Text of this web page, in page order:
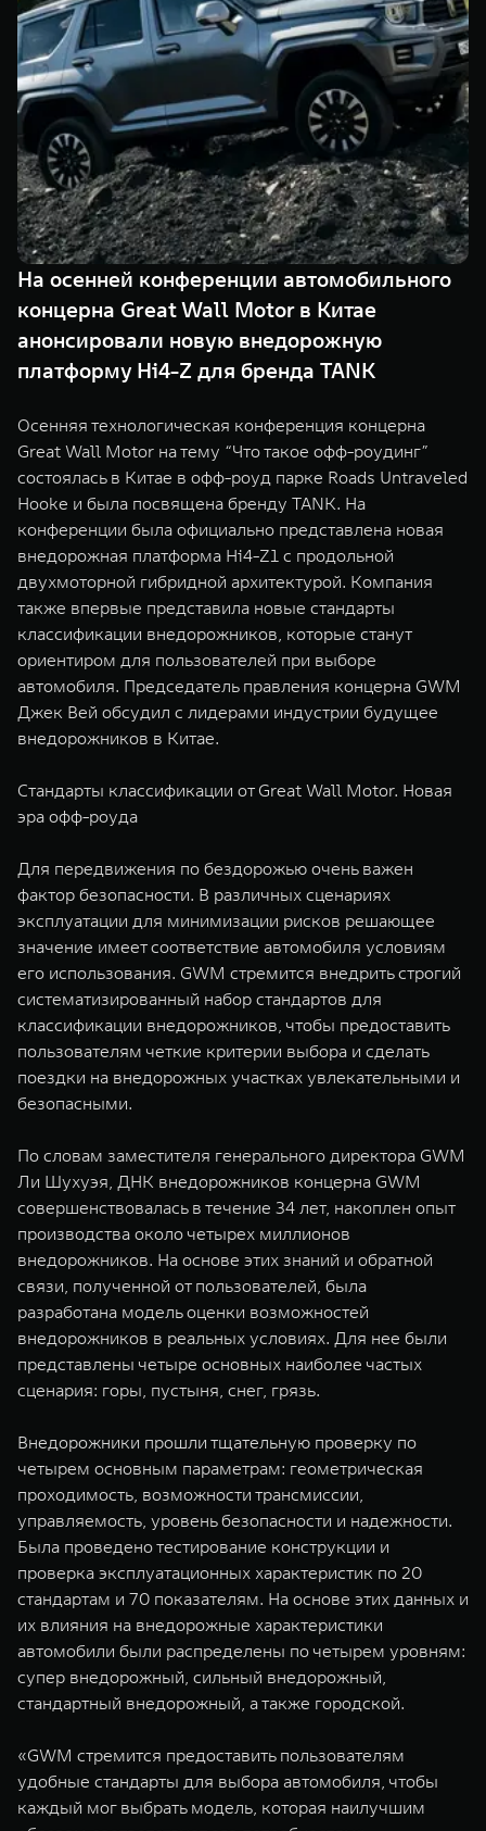
TANK 500
Веди за собой
от 6 499 000 ₽
TANK 700
Сила
от 10 199
WEY 07
Расширяя границы комфорта
от 6 149 000 ₽
Эстетика
от 5 699
WEY 80
Масштаб возможностей
WEY 80
TANK Финансы
Корпоративным клиентам
TANK ФИНАНСЫ
TANK Кредит
TANK Лизинг
TANK Страхование
Сервис
Специальные предложения
Моторные масла
ЦИФРОВЫЕ СЕРВИСЫ TANK
Цифровые сервисы TANK
Подписки
На осенней конференции автомобильного
концерна Great Wall Motor в Китае
анонсировали новую внедорожную
платформу Hi4-Z для бренда TANK
Осенняя технологическая конференция концерна
Great Wall Motor на тему “Что такое офф-роудинг”
состоялась в Китае в офф-роуд парке Roads Untraveled
Hooke и была посвящена бренду TANK. На
конференции была официально представлена новая
внедорожная платформа Hi4-Z1 с продольной
двухмоторной гибридной архитектурой. Компания
также впервые представила новые стандарты
классификации внедорожников, которые станут
ориентиром для пользователей при выборе
автомобиля. Председатель правления концерна GWM
Джек Вей обсудил с лидерами индустрии будущее
внедорожников в Китае.
Стандарты классификации от Great Wall Motor. Новая
эра офф-роуда
Для передвижения по бездорожью очень важен
фактор безопасности. В различных сценариях
эксплуатации для минимизации рисков решающее
значение имеет соответствие автомобиля условиям
его использования. GWM стремится внедрить строгий
систематизированный набор стандартов для
классификации внедорожников, чтобы предоставить
пользователям четкие критерии выбора и сделать
поездки на внедорожных участках увлекательными и
безопасными.
По словам заместителя генерального директора GWM
Ли Шухуэя, ДНК внедорожников концерна GWM
совершенствовалась в течение 34 лет, накоплен опыт
производства около четырех миллионов
внедорожников. На основе этих знаний и обратной
связи, полученной от пользователей, была
разработана модель оценки возможностей
внедорожников в реальных условиях. Для нее были
представлены четыре основных наиболее частых
сценария: горы, пустыня, снег, грязь.
Внедорожники прошли тщательную проверку по
четырем основным параметрам: геометрическая
проходимость, возможности трансмиссии,
управляемость, уровень безопасности и надежности.
Была проведено тестирование конструкции и
проверка эксплуатационных характеристик по 20
стандартам и 70 показателям. На основе этих данных и
их влияния на внедорожные характеристики
автомобили были распределены по четырем уровням:
супер внедорожный, сильный внедорожный,
стандартный внедорожный, а также городской.
«GWM стремится предоставить пользователям
удобные стандарты для выбора автомобиля, чтобы
каждый мог выбрать модель, которая наилучшим